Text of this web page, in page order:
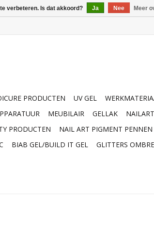
PRODUCTEN UV GEL
MEUBILAIR GELLAK
PRODUCTEN NAIL ART PIGMENT PENNEN
BIAB GEL/BUILD IT GEL GLITTERS
verbeteren. Is dat akkoord? Ja Nee Meer